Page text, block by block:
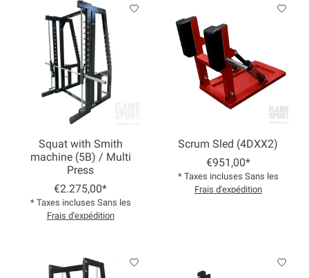
Squat with Smith
machine (5B) / Multi
Press
€2.275,00*
* Taxes incluses Sans les
Frais d'expédition
Scrum Sled (4DXX2)
€951,00*
* Taxes incluses Sans les
Frais d'expédition